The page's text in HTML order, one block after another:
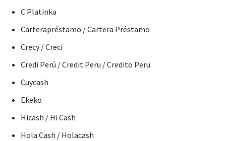
C Platinka
Carterapréstamo / Cartera Préstamo
Crecy / Creci
Credi Perú / Credit Peru / Credito Peru
Cuycash
Ekeko
Hicash / Hi Cash
Hola Cash / Holacash